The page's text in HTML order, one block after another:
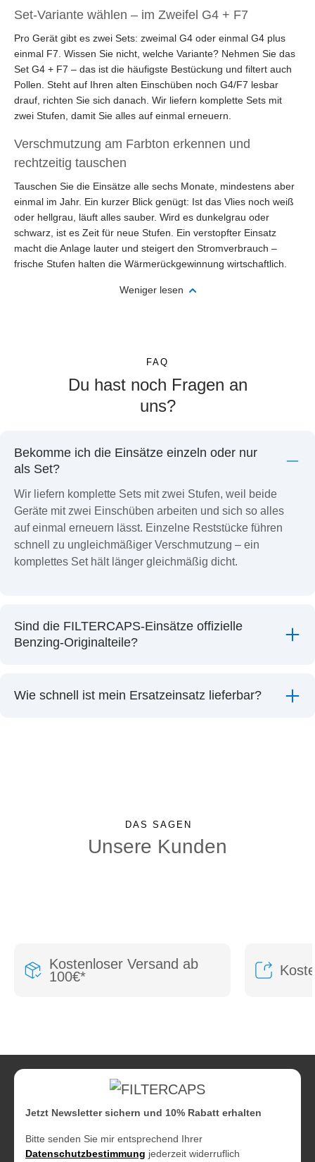
Set-Variante wählen – im Zweifel G4 + F7
Pro Gerät gibt es zwei Sets: zweimal G4 oder einmal G4 plus
einmal F7. Wissen Sie nicht, welche Variante? Nehmen Sie das
Set G4 + F7 – das ist die häufigste Bestückung und filtert auch
Pollen. Steht auf Ihren alten Einschüben noch G4/F7 lesbar
drauf, richten Sie sich danach. Wir liefern komplette Sets mit
zwei Stufen, damit Sie alles auf einmal erneuern.
Verschmutzung am Farbton erkennen und
rechtzeitig tauschen
Tauschen Sie die Einsätze alle sechs Monate, mindestens aber
einmal im Jahr. Ein kurzer Blick genügt: Ist das Vlies noch weiß
oder hellgrau, läuft alles sauber. Wird es dunkelgrau oder
schwarz, ist es Zeit für neue Stufen. Ein verstopfter Einsatz
macht die Anlage lauter und steigert den Stromverbrauch –
frische Stufen halten die Wärmerückgewinnung wirtschaftlich.
Weniger lesen
FAQ
Du hast noch Fragen an
uns?
Bekomme ich die Einsätze einzeln oder nur
als Set?
Wir liefern komplette Sets mit zwei Stufen, weil beide
Geräte mit zwei Einschüben arbeiten und sich so alles
auf einmal erneuern lässt. Einzelne Reststücke führen
schnell zu ungleichmäßiger Verschmutzung – ein
komplettes Set hält länger gleichmäßig dicht.
Sind die FILTERCAPS-Einsätze offizielle
Benzing-Originalteile?
Wie schnell ist mein Ersatzeinsatz lieferbar?
DAS SAGEN
Unsere Kunden
Kostenloser Versand ab
100€*
Jetzt Newsletter sichern und 10% Rabatt erhalten
Bitte senden Sie mir entsprechend Ihrer
Datenschutzbestimmung jederzeit widerruflich